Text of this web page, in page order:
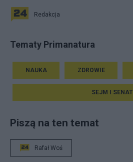
Redakcja
Tematy Primanatura
NAUKA ZDROWIE
SEJM I SENAT
Piszą na ten temat
Rafał Woś